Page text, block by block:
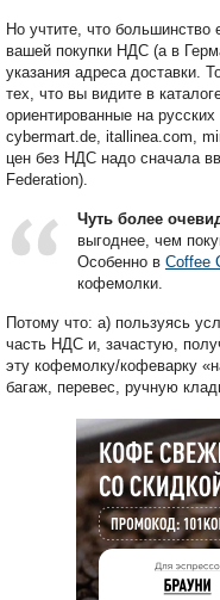
Но учтите, что большинство
вашей покупки НДС (а в
указания адреса доставки.
тех, что вы видите в
ориентированные на
cybermart.de, itallinea.com,
цен без НДС надо сначала
Federation).
Чуть более
выгоднее, чем
Особенно в Coffee
кофемолки.
Потому что: а) пользуясь
часть НДС и, зачастую,
эту кофемолку/кофеварку
багаж, перевес, ручную